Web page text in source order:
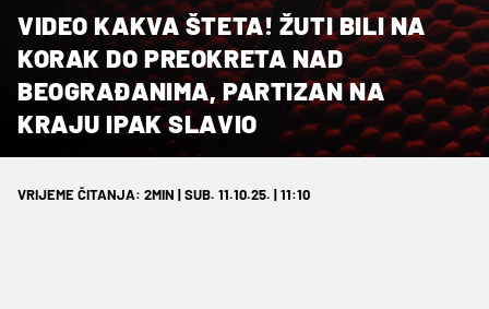
VIDEO KAKVA ŠTETA! ŽUTI BILI NA
KORAK DO PREOKRETA NAD
BEOGRAĐANIMA, PARTIZAN NA
KRAJU IPAK SLAVIO
VRIJEME ČITANJA: 2MIN | SUB. 11.10.25. | 11:10